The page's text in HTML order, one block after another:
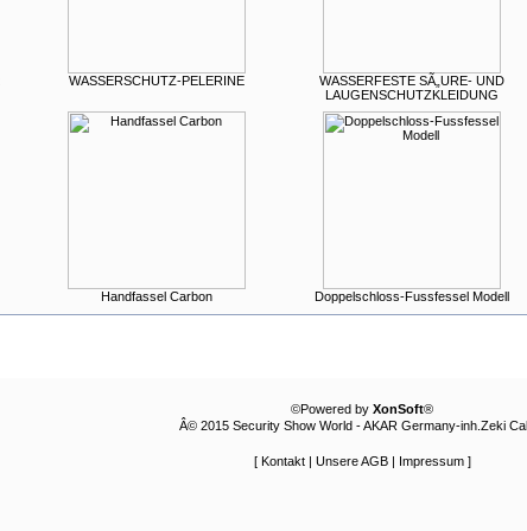
WASSERSCHUTZ-PELERINE
WASSERFESTE SÃ„URE- UND
LAUGENSCHUTZKLEIDUNG
Handfassel Carbon Doppelschloss-Fussfessel Modell
©Powered by XonSoft®
Â© 2015 Security Show World - AKAR Germany-inh.Zeki
[ Kontakt| Unsere AGB| Impressum]